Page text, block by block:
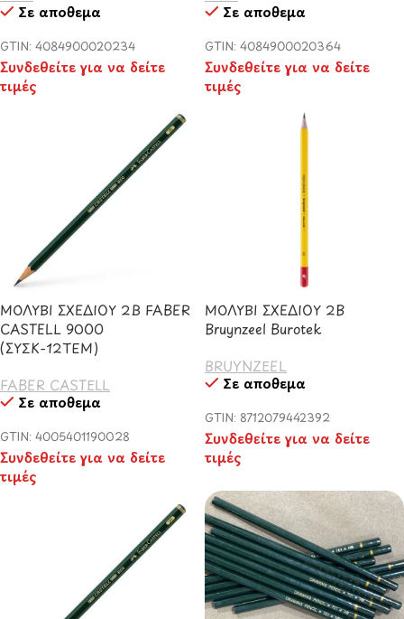
Σε απόθεμα
GTIN: 4084900020234
Συνδεθείτε για να δείτε
τιμές
Σε απόθεμα
GTIN: 4084900020364
Συνδεθείτε για να δείτε
τιμές
ΜΟΛΥΒΙ ΣΧΕΔΙΟΥ 2B FABER
CASTELL 9000
(ΣΥΣΚ-12ΤΕΜ)
FABER CASTELL
Σε απόθεμα
GTIN: 4005401190028
Συνδεθείτε για να δείτε
τιμές
ΜΟΛΥΒΙ ΣΧΕΔΙΟΥ 2B
Bruynzeel Burotek
BRUYNZEEL
Σε απόθεμα
GTIN: 8712079442392
Συνδεθείτε για να δείτε
τιμές